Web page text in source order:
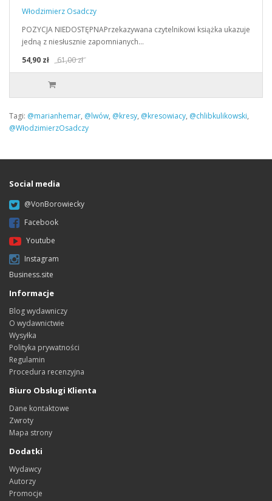
Włodzimierz Osadczy
POZYCJA NIEDOSTĘPNAPrzekazywana czytelnikowi książka ukazuje
jedną z niesłusznie zapomnianych…
54,90 zł
61,00 zł
Tagi: @marianhemar, @lwów, @kresy, @kresowiacy, @chlibkulikowski,
@WłodzimierzOsadczy
Social media
@VonBorowiecky
Facebook
Youtube
Instagram
Business.site
Informacje
Blog wydawniczy
O wydawnictwie
Wysyłka
Polityka prywatności
Regulamin
Procedura recenzyjna
Biuro Obsługi Klienta
Dane kontaktowe
Zwroty
Mapa strony
Dodatki
Wydawcy
Autorzy
Promocje